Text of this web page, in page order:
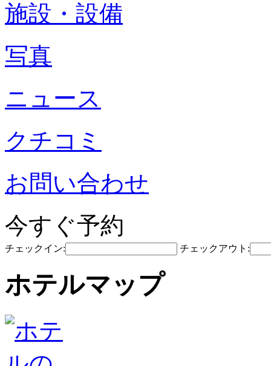
施設・設備
写真
ニュース
クチコミ
お問い合わせ
今すぐ予約
チェックイン: チェックアウト:
ホテルマップ